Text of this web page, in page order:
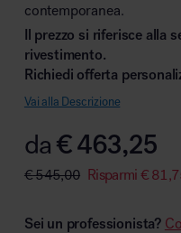
Area hospitality
contemporanea.
Il prezzo si riferisce alla
rivestimento.
Richiedi offerta
Vai alla Descrizione
da€463,25
€545,00 Risparmi €
Sei un professionista?